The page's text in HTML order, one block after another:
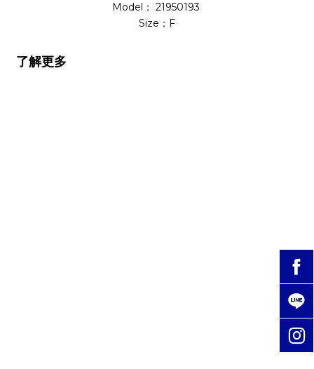
Model： 21950193
Size：F
了解更多